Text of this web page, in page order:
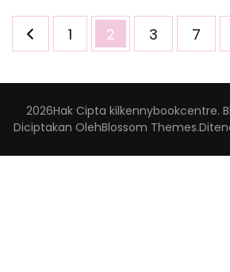
Paginasi
pos Halaman
1 Halaman
2 Halaman
3 7
2026Hak Cipta kilkennybookcentre.
Diciptakan OlehBlossom Themes